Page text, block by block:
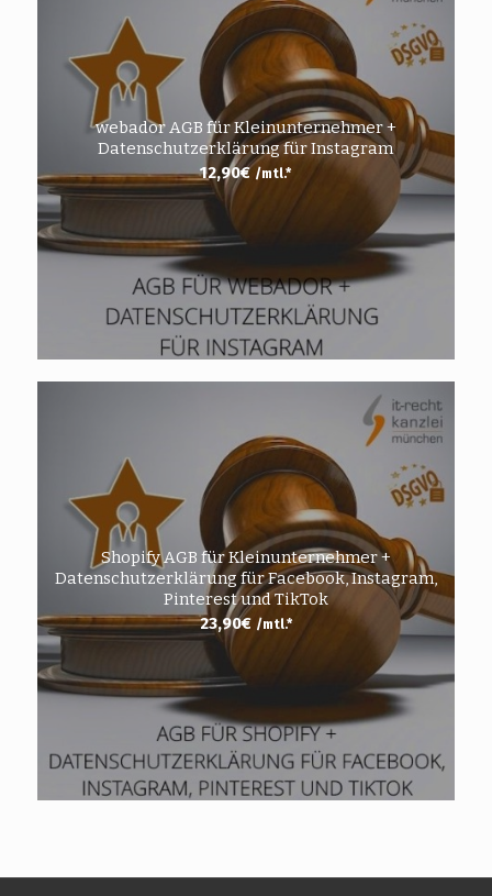
webador AGB für Kleinunternehmer +
Datenschutzerklärung für Instagram
12,90€ /mtl.*
Shopify AGB für Kleinunternehmer +
Datenschutzerklärung für Facebook, Instagram,
Pinterest und TikTok
23,90€ /mtl.*